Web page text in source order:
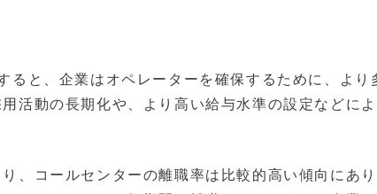
と、企業はオペレーターを確保するために、より
活動の長期化や、より高い給与水準の設定などによ
、コールセンターの離職率は比較的高い傾向にあり